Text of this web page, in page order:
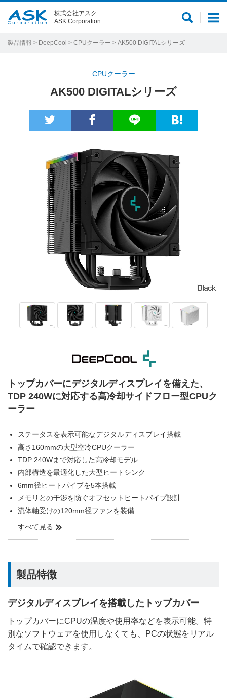
メ
サ
ト
株式会社アスク
ASK Corporation
製品情報 > DeepCool > CPUクーラー > AK500 DIGITALシリーズ
CPUクーラー
AK500 DIGITALシリーズ
トップカバーにデジタルディスプレイを備えた、
TDP 240Wに対応する高冷却サイドフロー型CPUク
ーラー
ステータスを表示可能なデジタルディスプレイ搭載
高さ160mmの大型空冷CPUクーラー
TDP 240Wまで対応した高冷却モデル
内部構造を最適化した大型ヒートシンク
6mm径ヒートパイプを5本搭載
メモリとの干渉を防ぐオフセットヒートパイプ設計
流体軸受けの120mm径ファンを装備
すべて見る
製品特徴
デジタルディスプレイを搭載したトップカバー
トップカバーにCPUの温度や使用率などを表示可能。特
別なソフトウェアを使用しなくても、PCの状態をリアル
タイムで確認できます。